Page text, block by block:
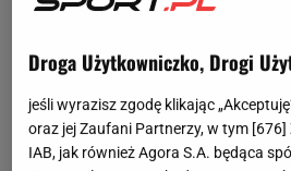
Droga Użytkowniczko, Drogi
jeśli wyrazisz zgodę klikając
oraz jej Zaufani Partnerzy, w tym [676]
IAB, jak również Agora S.A. będąca